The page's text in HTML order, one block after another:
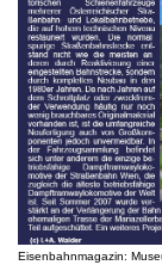
Eisenbahnmagazin: